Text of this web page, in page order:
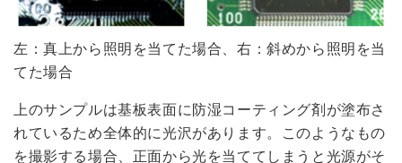
左：真上から照明を当てた場合、右：斜めから照明を当
てた場合
上のサンプルは基板表面に防湿コーティング剤が塗布さ
れているため全体的に光沢があります。このようなもの
を撮影する場合、正面から光を当ててしまうと光源がそ